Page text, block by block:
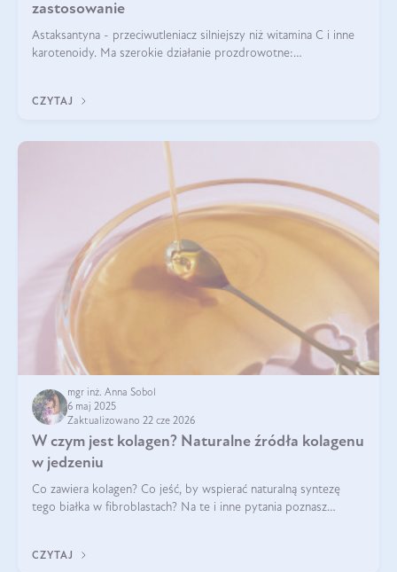
zastosowanie
Astaksantyna - przeciwutleniacz silniejszy niż witamina C i inne
karotenoidy. Ma szerokie działanie prozdrowotne:
CZYTAJ
mgr inż. Anna Sobol
6 maj 2025
Zaktualizowano 22 cze 2026
W czym jest kolagen? Naturalne źródła kolagenu
w jedzeniu
Co zawiera kolagen? Co jeść, by wspierać naturalną syntezę
tego białka w fibroblastach? Na te i inne pytania poznasz
CZYTAJ